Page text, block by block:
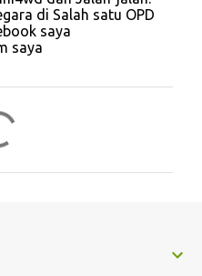
di Salah satu OPD
saya
saya